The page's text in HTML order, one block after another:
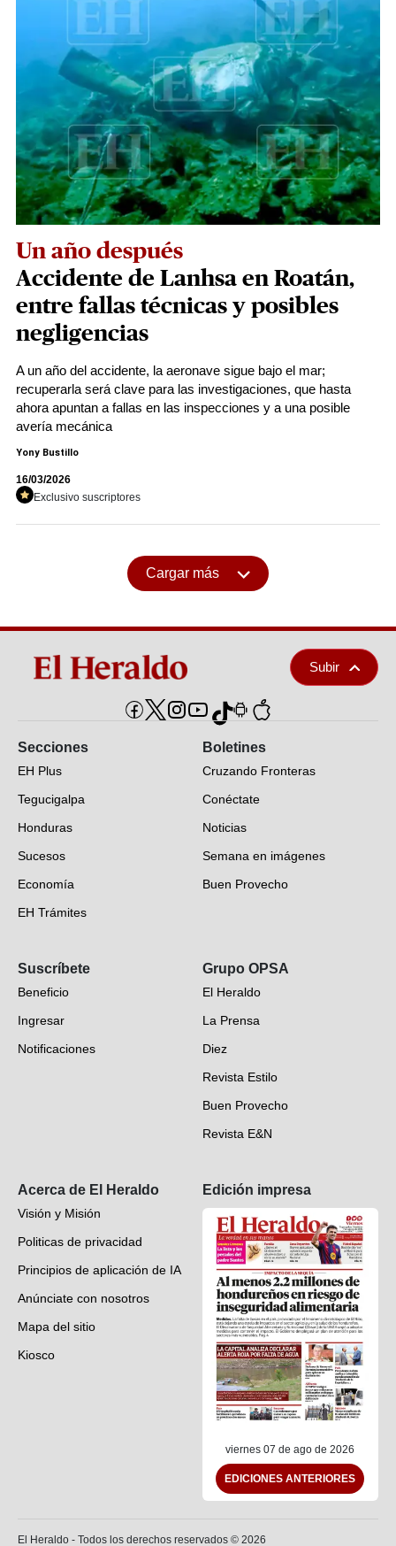
Un año después
Accidente de Lanhsa en Roatán,
entre fallas técnicas y posibles
negligencias
A un año del accidente, la aeronave sigue bajo el mar;
recuperarla será clave para las investigaciones, que hasta
ahora apuntan a fallas en las inspecciones y a una posible
avería mecánica
Yony Bustillo
16/03/2026
Exclusivo suscriptores
Cargar más
Subir
Secciones
EH Plus
Tegucigalpa
Honduras
Sucesos
Economía
EH Trámites
EH Verifica
Fotogalerías
Deportes
Videos
Boletines
Cruzando Fronteras
Conéctate
Noticias
Semana en imágenes
Buen Provecho
Suscríbete
Beneficio
Ingresar
Notificaciones
Grupo OPSA
El Heraldo
La Prensa
Diez
Revista Estilo
Buen Provecho
Revista E&N
Acerca de El Heraldo
Visión y Misión
Politicas de privacidad
Principios de aplicación de IA
Anúnciate con nosotros
Mapa del sitio
Kiosco
Edición impresa
viernes 07 de ago de 2026
EDICIONES ANTERIORES
El Heraldo - Todos los derechos reservados © 2026